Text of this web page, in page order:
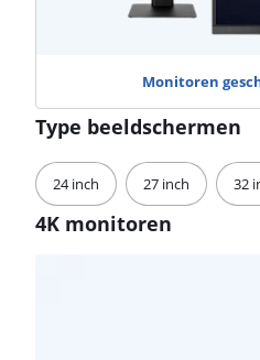
Monitoren
Type beeldschermen
24 inch 27 inch 32
4K monitoren